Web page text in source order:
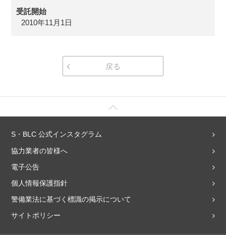
受託開始
2010年11月1日
戻る
S・BLC 公式インスタグラム
協力業者の皆様へ
電子公告
個人情報保護指針
警備業法に基づく標識の掲示について
サイトポリシー